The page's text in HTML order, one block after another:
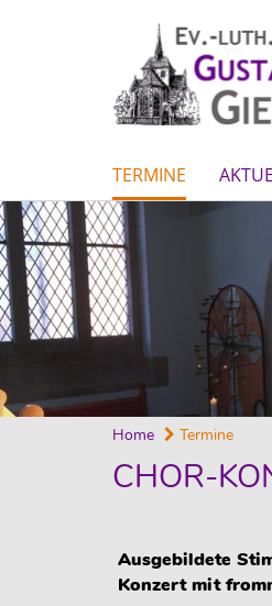
TERMINE
Home Termine
CHOR-
Ausgebildete
Konzert mit